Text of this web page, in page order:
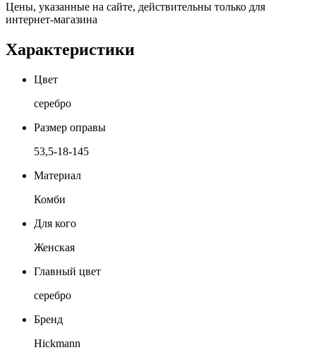
Цены, указанные на сайте, действительны только для
интернет-магазина
Характеристики
Цвет
серебро
Размер оправы
53,5-18-145
Материал
Комби
Для кого
Женская
Главный цвет
серебро
Бренд
Hickmann